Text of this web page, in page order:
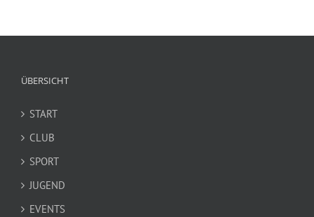
ÜBERSICHT
START
CLUB
SPORT
JUGEND
EVENTS